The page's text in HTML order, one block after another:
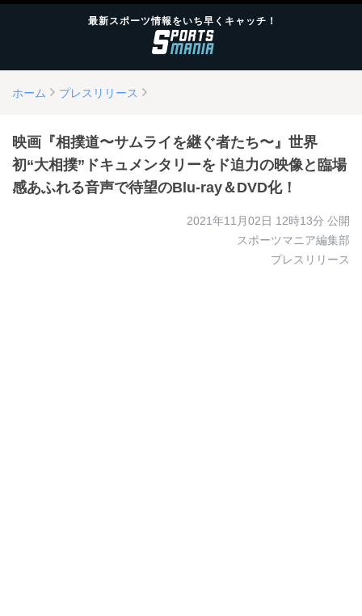
最新スポーツ情報をいち早くキャッチ！
ホーム プレスリリース
映画『相撲道〜サムライを継ぐ者たち〜』世界
初“大相撲”ドキュメンタリーをド迫力の映像と臨場
感あふれる音声で待望のBlu-ray＆DVD化！
2021年11月02日 12時13分 公開
スポーツマニア編集部
プレスリリース